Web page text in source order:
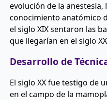
evolución de la anestesia,
conocimiento anatómico
el siglo XIX sentaron las
que llegarían en el siglo
Desarrollo de
El siglo XX fue testigo de
en el campo de la